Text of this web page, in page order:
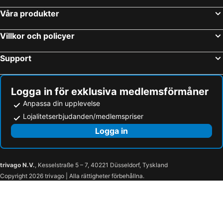
Våra produkter
Villkor och policyer
Support
Logga in för exklusiva medlemsförmåner
Anpassa din upplevelse
Lojalitetserbjudanden/medlemspriser
Logga in
trivago N.V., Kesselstraße 5 – 7, 40221 Düsseldorf, Tyskland
Copyright 2026 trivago | Alla rättigheter förbehållna.